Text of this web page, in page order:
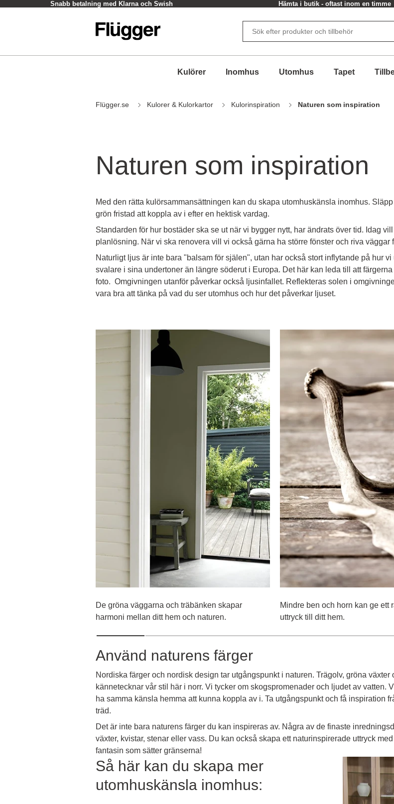
Snabb betalning med Klarna och Swish Hämta i butik - oftast inom en timme
Kulörer Inomhus Utomhus Tapet
Flügger.se Kulorer & Kulorkartor Kulorinspiration Naturen som inspiration
Naturen som inspiration
Med den rätta kulörsammansättningen kan du skapa utomhuskänsla inomhus.
grön fristad att koppla av i efter en hektisk vardag.
Standarden för hur bostäder ska se ut när vi bygger nytt, har ändrats över tid. Idag
planlösning. När vi ska renovera vill vi också gärna ha större fönster och riva
Naturligt ljus är inte bara "balsam för själen", utan har också stort inflytande på hur
svalare i sina undertoner än längre söderut i Europa. Det här kan leda till att
foto. Omgivningen utanför påverkar också ljusinfallet. Reflekteras solen i
vara bra att tänka på vad du ser utomhus och hur det påverkar ljuset.
De gröna väggarna och träbänken skapar
harmoni mellan ditt hem och naturen.
Mindre ben och horn kan ge ett
uttryck till ditt hem.
Använd naturens färger
Nordiska färger och nordisk design tar utgångspunkt i naturen. Trägolv, gröna
kännetecknar vår stil här i norr. Vi tycker om skogspromenader och ljudet av vatten.
ha samma känsla hemma att kunna koppla av i. Ta utgångspunkt och få inspiration
träd.
Det är inte bara naturens färger du kan inspireras av. Några av de finaste
växter, kvistar, stenar eller vass. Du kan också skapa ett naturinspirerade uttryck
fantasin som sätter gränserna!
Så här kan du skapa mer
utomhuskänsla inomhus: